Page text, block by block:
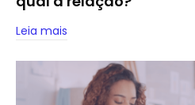
Leia mais